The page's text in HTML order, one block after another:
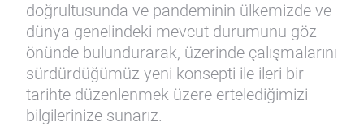
doğrultusunda ve pandeminin ülkemizde ve
dünya genelindeki mevcut durumunu göz
önünde bulundurarak, üzerinde çalışmalarını
sürdürdüğümüz yeni konsepti ile ileri bir
tarihte düzenlenmek üzere ertelediğimizi
bilgilerinize sunarız.